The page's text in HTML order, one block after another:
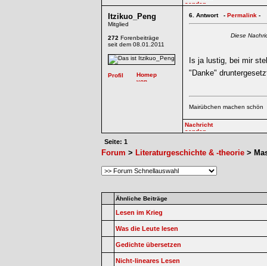
Itzikuo_Peng
Mitglied
272 Forenbeiträge
seit dem 08.01.2011
6. Antwort - Permalink -
Diese
Is ja lustig, bei mir
"Danke"
Mairübchen machen schön
Seite: 1
Forum > Literaturgeschichte & -theorie >
Ähnliche Beiträge
Lesen im Krieg
Was die Leute lesen
Gedichte übersetzen
Nicht-lineares Lesen